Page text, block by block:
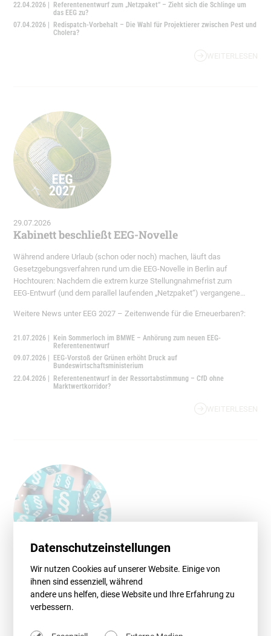
22.04.2026 |
Referentenentwurf zum „Netzpaket“ – Zieht sich die Schlinge um
das EEG zu?
07.04.2026 |
Redispatch-Vorbehalt – Die Wahl für Projektierer zwischen Pest und
Cholera?
WEITERLESEN
29.07.2026
Kabinett beschließt EEG-Novelle
Während andere Urlaub (schon oder noch) machen, läuft das
Gesetzgebungsverfahren rund um die EEG-Novelle in Berlin auf
Hochtouren: Nachdem die extrem kurze Stellungnahmefrist zum
EEG-Entwurf (und dem parallel laufenden „Netzpaket“) vergangenen
29.07.2026 vom Kabinett beschlossen. Damit kann nun das
des derzeit (noch) geltenden EEG ist ohnehin schon mehr als knapp
bemessen.
Weitere News unter EEG 2027 – Zeitenwende für die Erneuerbaren?:
21.07.2026 |
Kein Sommerloch im BMWE – Anhörung zum neuen EEG-
Referentenentwurf
09.07.2026 |
EEG-Vorstoß der Grünen erhöht Druck auf
Bundeswirtschaftsministerium
22.04.2026 | Referentenentwurf in der Ressortabstimmung – CfD ohne
Marktwertkorridor?
WEITERLESEN
Bundeswehr-
Infrastrukturbeschleunigungsgesetz: Drohen
neue Hürden für Windenergieprojekte?
Die Bundesregierung will mit dem geplanten Bundeswehr-
Datenschutzeinstellungen
Wir nutzen Cookies auf unserer Website. Einige von
ihnen sind essenziell, während
andere uns helfen, diese Website und Ihre Erfahrung zu
verbessern.